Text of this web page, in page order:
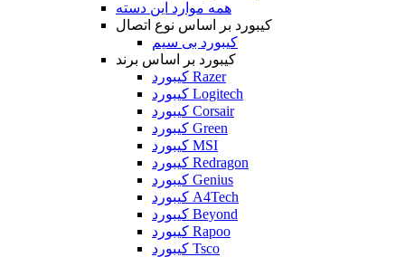
همه موارد این دسته
کیبورد بر اساس نوع اتصال
کیبورد بی سیم
کیبورد بر اساس برند
کیبورد Razer
کیبورد Logitech
کیبورد Corsair
کیبورد Green
کیبورد MSI
کیبورد Redragon
کیبورد Genius
کیبورد A4Tech
کیبورد Beyond
کیبورد Rapoo
کیبورد Tsco